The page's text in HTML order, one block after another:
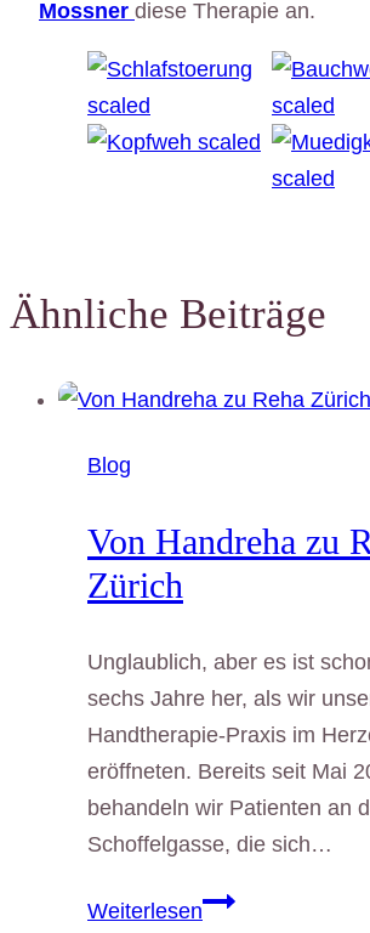
Mossner diese Therapie an.
Ähnliche Beiträge
Blog
Von Handreha zu
Zürich
Unglaublich, aber es ist
sechs Jahre her, als wir
Handtherapie-Praxis im
eröffneten. Bereits seit Mai
behandeln wir Patienten an
Schoffelgasse, die sich…
WeiterlesenVon